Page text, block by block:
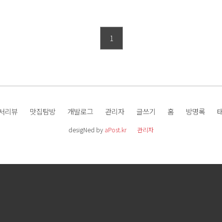
1
리뷰 맛집탐방 개발로그 관리자 글쓰기 홈 방명록
desigNed by aPost.kr 관리자